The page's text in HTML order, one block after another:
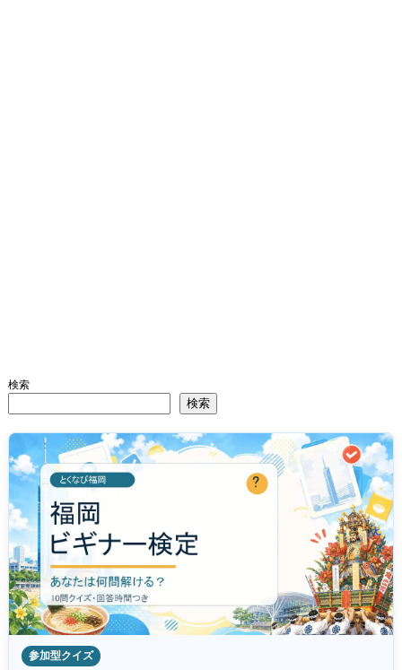
検索
検索
参加型クイズ